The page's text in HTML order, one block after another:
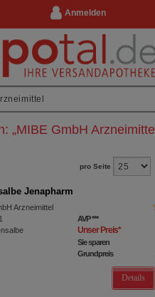
Anmelden
„MIBE GmbH Arzneimittel
pro Seite
Jenapharm
Arzneimittel
AVP***
Unser Preis*
Sie sparen
Grundpreis
Details